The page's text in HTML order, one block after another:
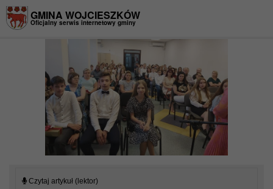
GMINA WOJCIESZKÓW
Oficjalny serwis internetowy gminy
Czytaj artykuł (lektor)